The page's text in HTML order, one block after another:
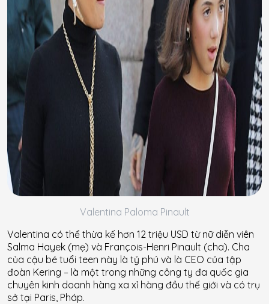
Valentina Paloma Pinault
Valentina có thể thừa kế hơn 12 triệu USD từ nữ diễn viên
Salma Hayek (mẹ) và François-Henri Pinault (cha). Cha
của cậu bé tuổi teen này là tỷ phú và là CEO của tập
đoàn Kering – là một trong những công ty đa quốc gia
chuyên kinh doanh hàng xa xỉ hàng đầu thế giới và có trụ
sở tại Paris, Pháp.